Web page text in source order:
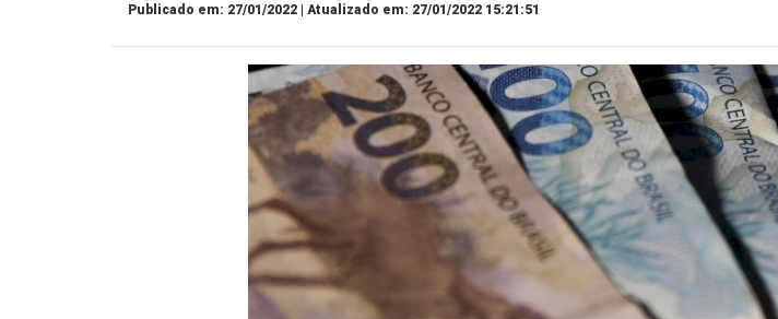
Publicado em: 27/01/2022 | Atualizado em: 27/01/2022 15:21:51